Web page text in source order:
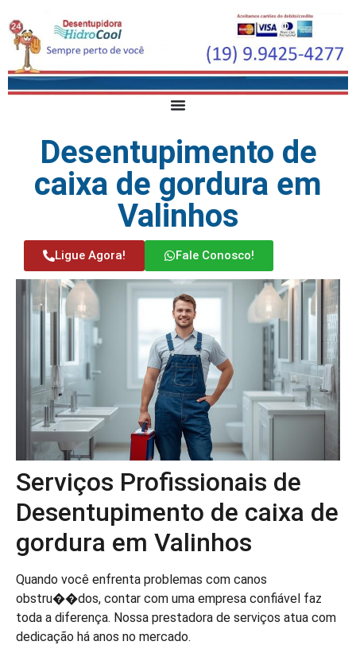
Desentupimento de
caixa de gordura em
Valinhos
Ligue Agora! Fale Conosco!
Serviços Profissionais de
Desentupimento de caixa de
gordura em Valinhos
Quando você enfrenta problemas com canos
obstru��dos, contar com uma empresa confiável faz
toda a diferença. Nossa prestadora de serviços atua com
dedicação há anos no mercado.